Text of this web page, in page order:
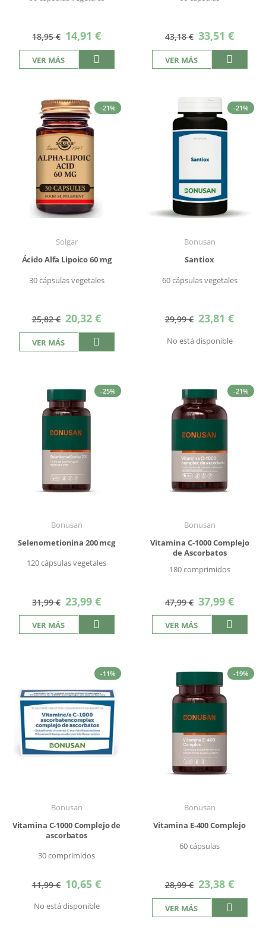
18,95 € Precio
especial
14,91 €
VER MÁS
43,18 € Precio
especial
33,51 €
VER MÁS
-21%
Solgar
Ácido Alfa Lipoico 60 mg
30 cápsulas vegetales
25,82 € Precio
especial
20,32 €
VER MÁS
-21%
Bonusan
Santiox
60 cápsulas vegetales
29,99 € Precio
especial
23,81 €
No está disponible
-25%
Bonusan
Selenometionina 200 mcg
120 cápsulas vegetales
31,99 € Precio
especial
23,99 €
VER MÁS
-21%
Bonusan
Vitamina C-1000 Complejo
de Ascorbatos
180 comprimidos
47,99 € Precio
especial
37,99 €
VER MÁS
-11%
Bonusan
Vitamina C-1000 Complejo de
ascorbatos
30 comprimidos
11,99 € Precio
especial
10,65 €
No está disponible
-19%
Bonusan
Vitamina E-400 Complejo
60 cápsulas
28,99 € Precio
especial
23,38 €
VER MÁS